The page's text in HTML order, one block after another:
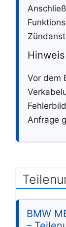
Hinweis
Vor dem
Anfrage
BMW